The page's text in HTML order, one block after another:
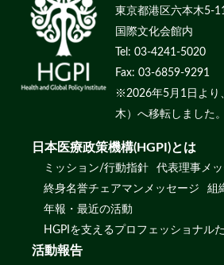
東京都港区六本木5-
国際文化会館内
Tel: 03-4241-5020
Fax: 03-6859-9291
※2026年5月1日より
木）へ移転しました。
日本医療政策機構(HGPI)とは
ミッション/行動指針
代表理事メ
終身名誉チェアマンメッセージ
組
年報・最近の活動
HGPIを支えるプロフェッショナル
活動報告